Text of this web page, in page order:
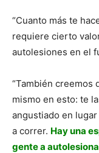
“Cuanto más te
requiere cierto
autolesiones en el
“También creemos
mismo en esto: te
angustiado en
a correr. Hay una
gente a